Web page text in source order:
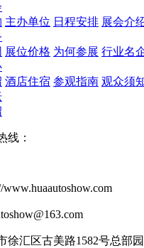
主办单位 日程安排 展会介
展位价格 为何参展 行业名
酒店住宿 参观指南 观众须
线：
汇区古美路1582号总部园